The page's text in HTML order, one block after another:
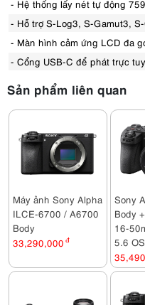
- Hệ thống lấy nét tự động
- Hỗ trợ S-Log3, S-Gamut3,
- Màn hình cảm ứng LCD đa
- Cổng USB-C để phát trực
Sản phẩm liên quan
Máy ảnh Sony Alpha
ILCE-6700 / A6700
Body
33,290,000 đ
Sony
Body
16-
5.6